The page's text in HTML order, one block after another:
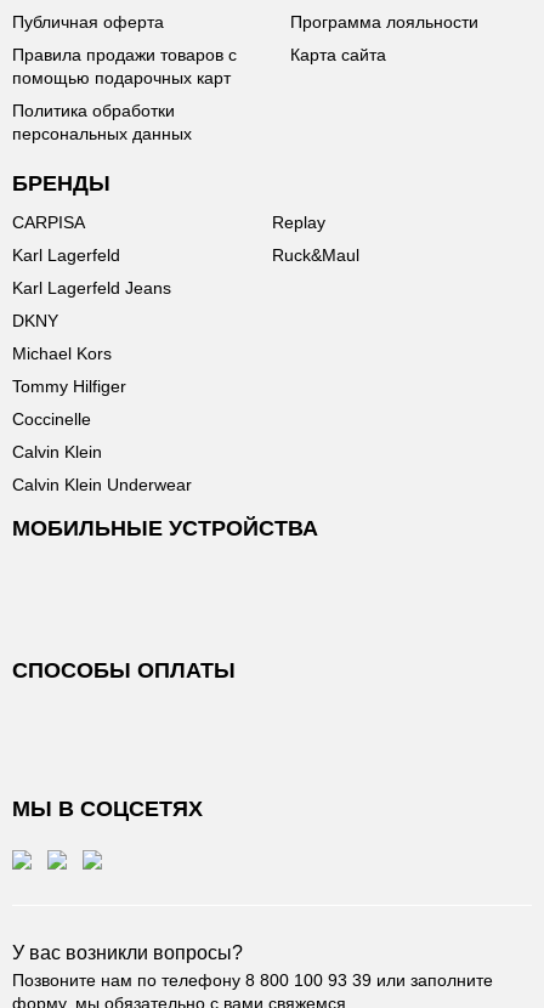
Публичная оферта
Правила продажи товаров с
помощью подарочных карт
Политика обработки
персональных данных
Программа лояльности
Карта сайта
БРЕНДЫ
CARPISA
Karl Lagerfeld
Karl Lagerfeld Jeans
DKNY
Michael Kors
Tommy Hilfiger
Coccinelle
Calvin Klein
Calvin Klein Underwear
Replay
Ruck&Maul
МОБИЛЬНЫЕ УСТРОЙСТВА
СПОСОБЫ ОПЛАТЫ
МЫ В СОЦСЕТЯХ
У вас возникли вопросы?
Позвоните нам по телефону 8 800 100 93 39 или заполните
форму, мы обязательно с вами свяжемся